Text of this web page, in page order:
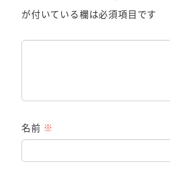
が付いている欄は必須項目です
名前 ※